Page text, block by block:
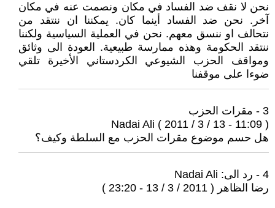
نحن لا نقف ضد الفساد في مكان ونصمت عنه في مكان
آخر. نحن ضد الفساد أينما كان. يمكننا ان ننتقد من
نتحالف او ننسق معهم. نحن في العملية السياسية ولكننا
ننتقد الحكومة وهذه ممارسة طبيعية. العودة الى وثائق
ومواقف الحزب الشيوعي الكردستاني الأخيرة تلقي
ضوءا على موقفنا
3 - مقرات الحزب
Nadai Ali ( 2011 / 3 / 13 - 11:09 )
هل حسم موضوع مقرات الحزب مع السلطة وكيف؟
4 - رد الى: Nadai Ali
رضا الظاهر ( 2011 / 3 / 13 - 23:20 )